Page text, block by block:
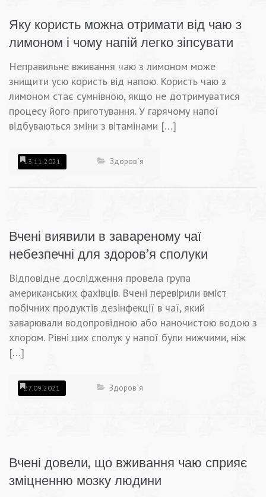
Яку користь можна отримати від чаю з
лимоном і чому напій легко зіпсувати
Неправильне вживання чаю з лимоном може
знищити усю користь від напою. Користь чаю з
лимоном стає сумнівною, якщо не дотримуватися
процесу його приготування. У гарячому напої
відбуваються зміни з вітамінами […]
13.11.2021 Здоров`я
Вчені виявили в завареному чаї
небезпечні для здоров’я сполуки
Відповідне дослідження провела група
американських фахівців. Вчені перевірили вміст
побічних продуктів дезінфекції в чаї, який
заварювали водопровідною або наночистою водою з
хлором. Рівні цих сполук у напої були нижчими, ніж
[…]
27.09.2021 Здоров`я
Вчені довели, що вживання чаю сприяє
зміцненню мозку людини